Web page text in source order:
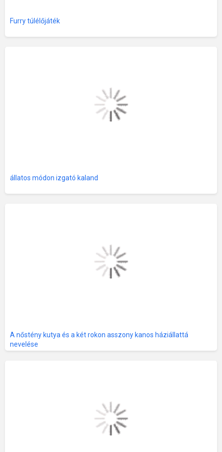
Furry túlélőjáték
állatos módon izgató kaland
A nőstény kutya és a két rokon asszony kanos háziállattá
nevelése